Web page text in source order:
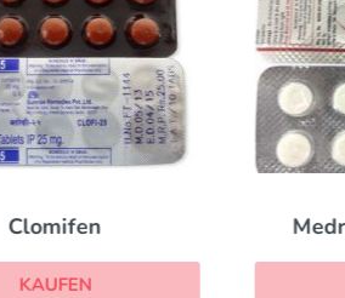
Clomifen
KAUFEN